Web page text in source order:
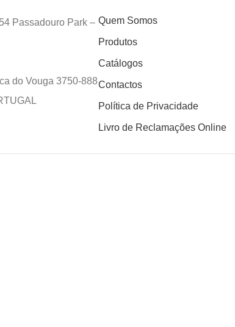
Passadouro Park –
do Vouga 3750-888
Quem Somos
Produtos
Catálogos
Contactos
Política de Privacidade
Livro de Reclamações Online